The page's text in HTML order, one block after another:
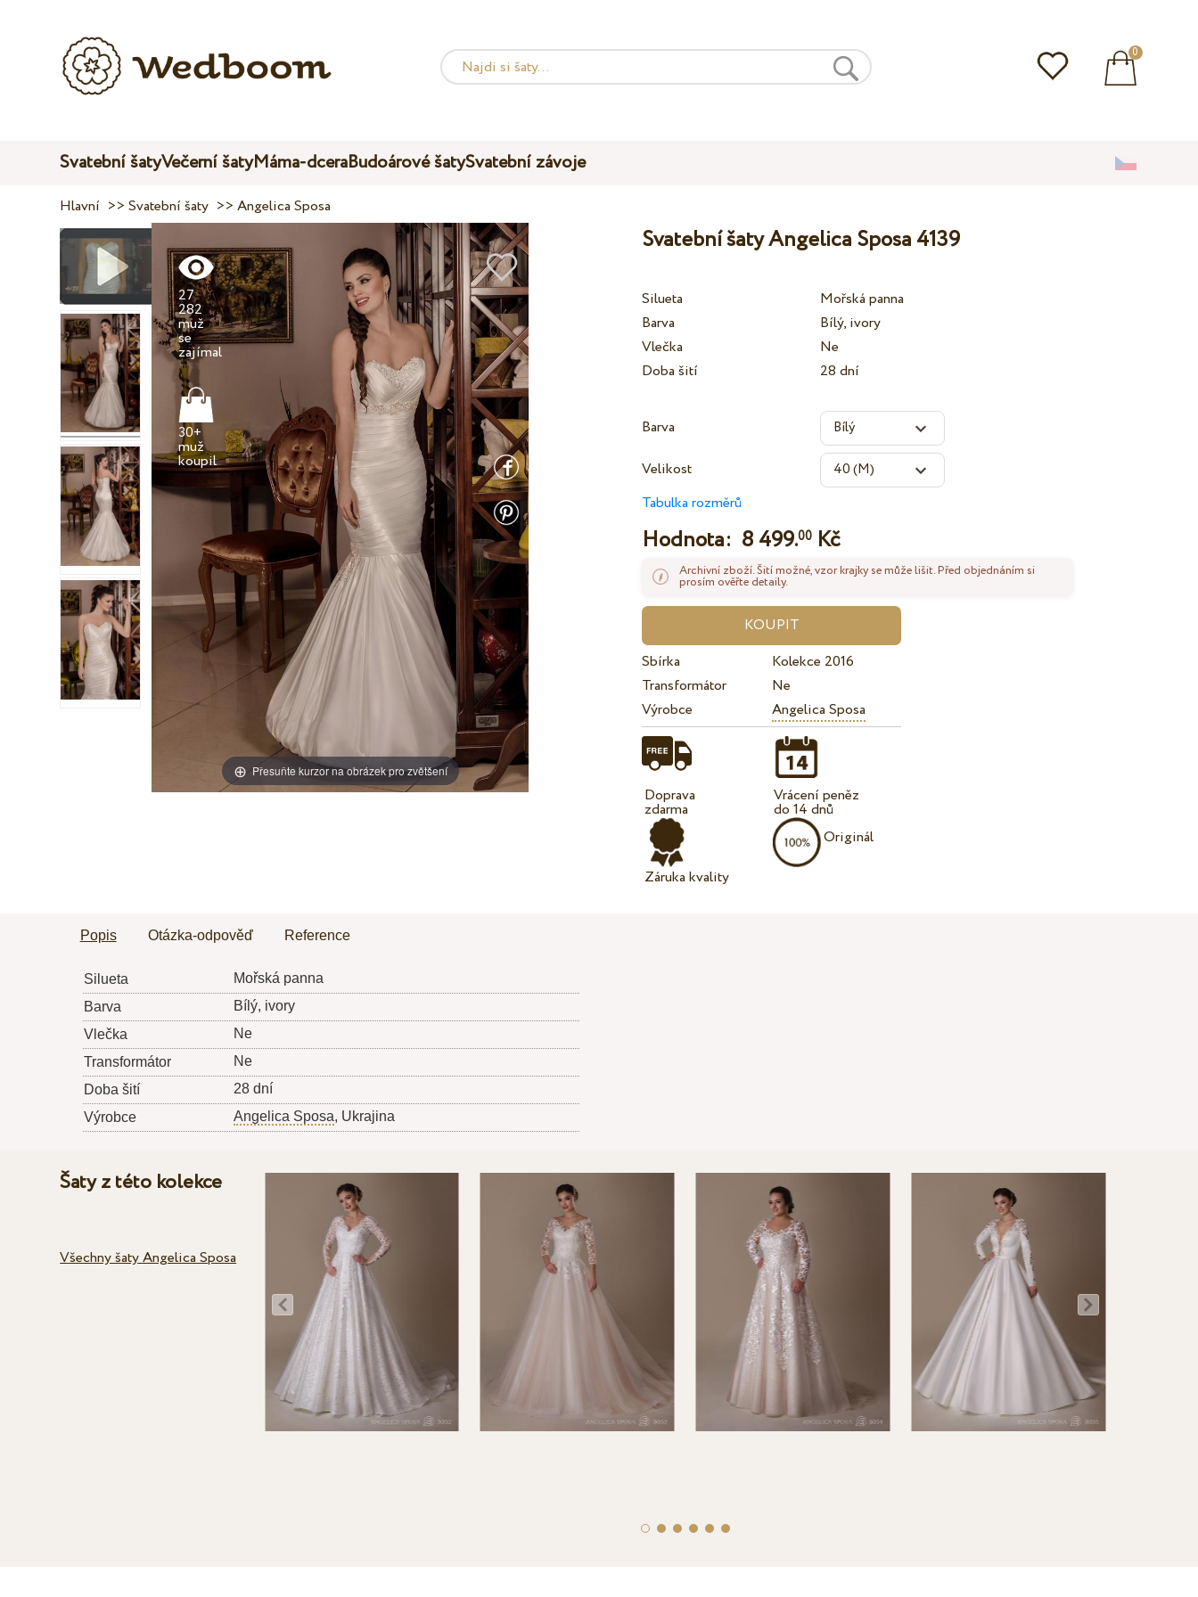
0
Svatební šatyVečerní šatyMáma-dceraBudoárové šatySvatební závoje
Hlavní >>Svatební šaty >>Angelica Sposa
Přesuňte kurzor na obrázek pro zvětšení
27
282
muž
se
30+
muž
koupil
Svatební šaty Angelica Sposa 4139
Silueta
Mořská panna
Barva
Bílý, ivory
Vlečka
Ne
Doba šití
28 dní
Barva
Velikost
Tabulka rozměrů
Hodnota: 8 499.00 Kč
Archivní zboží. Šití možné, vzor krajky se může lišit. Před objednáním si
prosím ověřte detaily.
Sbírka
Kolekce 2016
Transformátor
Ne
Výrobce
Angelica Sposa
Doprava
zdarma
Záruka kvality
Vrácení peněz
do 14 dnů
Originál
Popis Otázka-odpověď Reference
Silueta
Mořská panna
Barva
Bílý, ivory
Vlečka
Ne
Transformátor
Ne
Doba šití
28 dní
Výrobce
Angelica Sposa, Ukrajina
Šaty z této kolekce
Všechny šaty Angelica Sposa